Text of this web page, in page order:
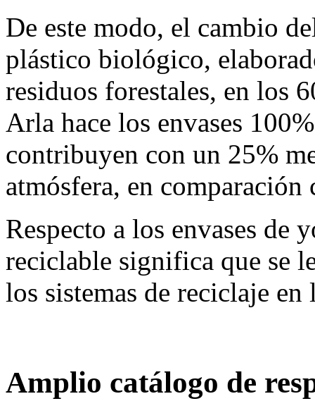
De este modo, el cambio
plástico biológico,
residuos forestales, en los
Arla hace los envases
contribuyen con un 25%
atmósfera, en
Respecto a los envases de
reciclable significa que se
los sistemas de reciclaje
Amplio catálogo de